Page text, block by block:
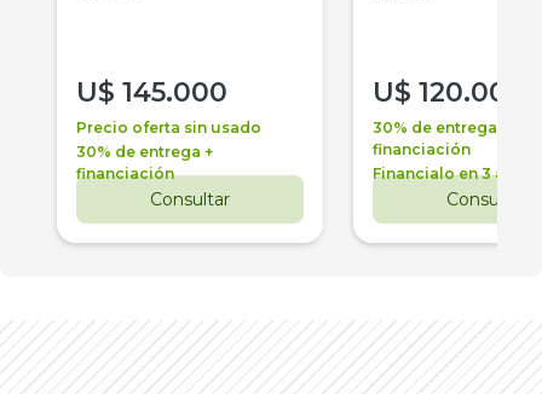
U$ 145.000
Precio oferta sin usado
30% de entrega +
financiación
Consultar
U$ 120.000
30% de entrega +
financiación
Financialo en 3 años
Consultar